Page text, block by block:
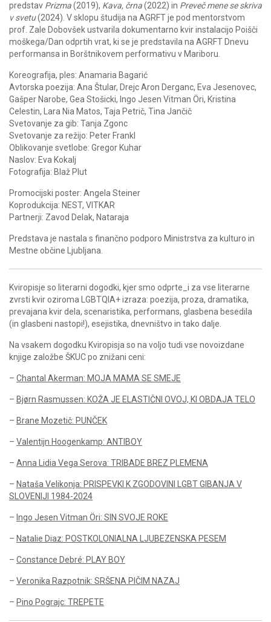
predstav Prizma(2019), Kava, črna(2022) in Preveč mene seskriva
v svetu(2024). V sklopu študija na AGRFT je pod mentorstvom
prof. Zale Dobovšek ustvarila dokumentarno kvir instalacijo Poišči
moškega/Dan odprtih vrat, ki se je predstavila na AGRFT Dnevu
performansa in Borštnikovem performativu v Mariboru.
Koreografija, ples: Anamaria Bagarić
Avtorska poezija: Ana Štular, Drejc Aron Derganc, Eva Jesenovec,
Gašper Narobe, Gea Stošicki, Ingo Jesen Vitman Öri, Kristina
Celestin, Lara Nia Matos, Taja Petrič, Tina Jančič
Svetovanje za gib: Tanja Zgonc
Svetovanje za režijo: Peter Frankl
Oblikovanje svetlobe: Gregor Kuhar
Naslov: Eva Kokalj
Fotografija: Blaž Plut
Promocijski poster: Angela Steiner
Koprodukcija: NEST, VITKAR
Partnerji: Zavod Delak, Nataraja
Predstava je nastala s finančno podporo Ministrstva za kulturo in
Mestne občine Ljubljana.
Kviropisje so literarni dogodki, kjer smo odprte_i za vse literarne
zvrsti kvir oziroma LGBTQIA+ izraza: poezija, proza, dramatika,
prevajana kvir dela, scenaristika, performans, glasbena besedila
(in glasbeni nastopi!), esejistika, dnevništvo in tako dalje.
Na vsakem dogodku Kviropisja so na voljo tudi vse novoizdane
knjige založbe ŠKUC po znižani ceni:
– Chantal Akerman: MOJA MAMA SE SMEJE
– Bjørn Rasmussen: KOŽA JE ELASTIČNI OVOJ, KI OBDAJA TELO
– Brane Mozetič: PUNČEK
– Valentijn Hoogenkamp: ANTIBOY
– Anna Lidia Vega Serova: TRIBADE BREZ PLEMENA
– Nataša Velikonja: PRISPEVKI K ZGODOVINI LGBT GIBANJA V
SLOVENIJI 1984-2024
– Ingo Jesen Vitman Öri: SIN SVOJE ROKE
– Natalie Diaz: POSTKOLONIALNA LJUBEZENSKA PESEM
– Constance Debré: PLAY BOY
– Veronika Razpotnik: SRŠENA PIČIM NAZAJ
– Pino Pograjc: TREPETE